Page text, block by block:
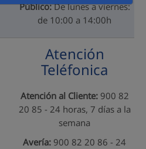
Público:De lunes a viernes:
de 10:00 a 14:00h
Atención
Teléfonica
Atención al Cliente:900 82
20 85 - 24 horas, 7 días a la
semana
Avería: 900 82 20 86 - 24